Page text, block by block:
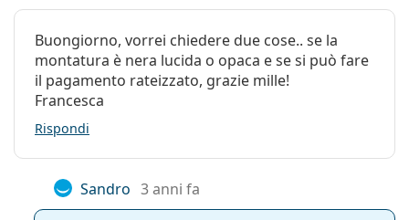
Altro
Sesso:
Donna
Categorie:
Occhiali da sole
Marca:
Utilizzo:
Buongiorno, vorrei chiedere due cose.. se la
montatura è nera lucida o opaca e se si può fare
il pagamento rateizzato, grazie mille!
Francesca
Rispondi
Sandro 3 anni fa